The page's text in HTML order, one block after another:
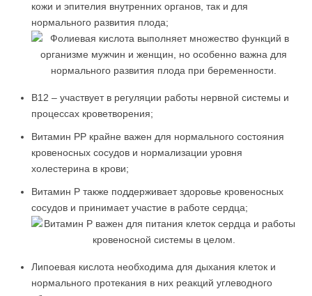
кожи и эпителия внутренних органов, так и для
нормального развития плода;
B12 – участвует в регуляции работы нервной системы и
процессах кроветворения;
Витамин PP крайне важен для нормального состояния
кровеносных сосудов и нормализации уровня
холестерина в крови;
Витамин P также поддерживает здоровье кровеносных
сосудов и принимает участие в работе сердца;
Липоевая кислота необходима для дыхания клеток и
нормального протекания в них реакций углеводного